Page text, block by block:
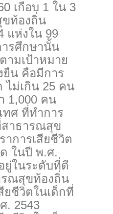
เกือบ 1 ใน 3
ท้องถิ่น
แห่งใน 99
ารศึกษานั้น
ามเป้าหมาย
น คือมีการ
ไม่เกิน 25 คน
1,000 คน
ทศ ที่ทำการ
าธารณสุข
การเสียชีวิต
ในปี พ.ศ.
ยู่ในระดับที่ดี
ณสุขท้องถิ่น
ยชีวิตในเด็กที่
. 2543